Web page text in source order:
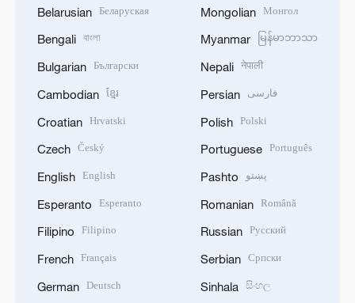
Belarusian Беларуская
Bengali বাংলা
Bulgarian Български
Cambodian ខ្មែរ
Croatian Hrvatski
Czech Český
English English
Esperanto Esperanto
Filipino Filipino
French Français
German Deutsch
Mongolian Монгол
Myanmar မြန်မာဘာသာ
Nepali नेपाली
Persian فارسی
Polish Polski
Portuguese Português
Pashto پښتو
Romanian Română
Russian Русский
Serbian Српски
Sinhala සිංහල